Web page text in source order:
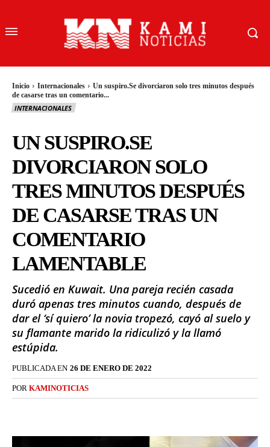
Inicio Internacionales
Un suspiro.Se divorciaron solo tres minutos después
de casarse tras un comentario...
INTERNACIONALES
UN SUSPIRO.SE
DIVORCIARON SOLO
TRES MINUTOS DESPUÉS
DE CASARSE TRAS UN
COMENTARIO
LAMENTABLE
Sucedió en Kuwait. Una pareja recién casada
duró apenas tres minutos cuando, después de
dar el ‘sí quiero’ la novia tropezó, cayó al suelo y
su flamante marido la ridiculizó y la llamó
estúpida.
PUBLICADA EN 26 DE ENERO DE 2022
POR KAMINOTICIAS